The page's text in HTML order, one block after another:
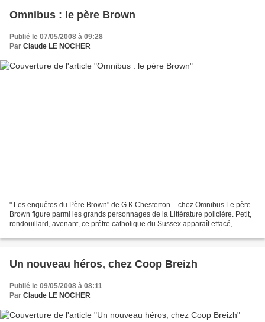
Omnibus : le père Brown
Publié le 07/05/2008 à 09:28
Par Claude LE NOCHER
" Les enquêtes du Père Brown" de G.K.Chesterton – chez Omnibus Le père
Brown figure parmi les grands personnages de la Littérature policière. Petit,
rondouillard, avenant, ce prêtre catholique du Sussex apparaît effacé,
Un nouveau héros, chez Coop Breizh
Publié le 09/05/2008 à 08:11
Par Claude LE NOCHER